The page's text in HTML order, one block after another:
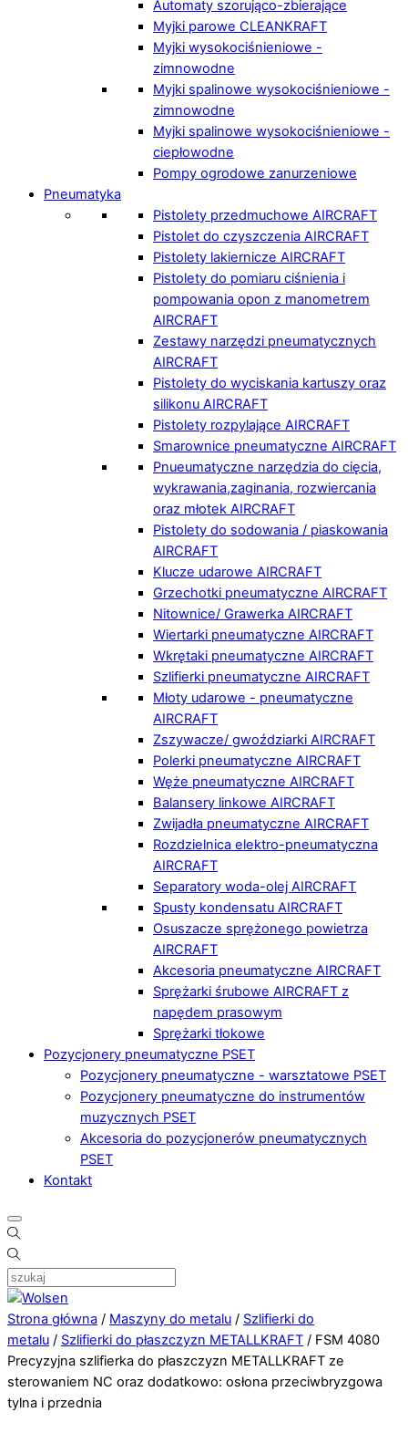
Automaty szorująco-zbierające
Myjki parowe CLEANKRAFT
Myjki wysokociśnieniowe -
zimnowodne
Myjki spalinowe wysokociśnieniowe -
zimnowodne
Myjki spalinowe wysokociśnieniowe -
ciepłowodne
Pompy ogrodowe zanurzeniowe
Pneumatyka
Pistolety przedmuchowe AIRCRAFT
Pistolet do czyszczenia AIRCRAFT
Pistolety lakiernicze AIRCRAFT
Pistolety do pomiaru ciśnienia i
pompowania opon z manometrem
AIRCRAFT
Zestawy narzędzi pneumatycznych
AIRCRAFT
Pistolety do wyciskania kartuszy oraz
silikonu AIRCRAFT
Pistolety rozpylające AIRCRAFT
Smarownice pneumatyczne AIRCRAFT
Pnueumatyczne narzędzia do cięcia,
wykrawania,zaginania, rozwiercania
oraz młotek AIRCRAFT
Pistolety do sodowania / piaskowania
AIRCRAFT
Klucze udarowe AIRCRAFT
Grzechotki pneumatyczne AIRCRAFT
Nitownice/ Grawerka AIRCRAFT
Wiertarki pneumatyczne AIRCRAFT
Wkrętaki pneumatyczne AIRCRAFT
Szlifierki pneumatyczne AIRCRAFT
Młoty udarowe - pneumatyczne
AIRCRAFT
Zszywacze/ gwoździarki AIRCRAFT
Polerki pneumatyczne AIRCRAFT
Węże pneumatyczne AIRCRAFT
Balansery linkowe AIRCRAFT
Zwijadła pneumatyczne AIRCRAFT
Rozdzielnica elektro-pneumatyczna
AIRCRAFT
Separatory woda-olej AIRCRAFT
Spusty kondensatu AIRCRAFT
Osuszacze sprężonego powietrza
AIRCRAFT
Akcesoria pneumatyczne AIRCRAFT
Sprężarki śrubowe AIRCRAFT z
napędem prasowym
Sprężarki tłokowe
Pozycjonery pneumatyczne PSET
Pozycjonery pneumatyczne - warsztatowe PSET
Pozycjonery pneumatyczne do instrumentów
muzycznych PSET
Akcesoria do pozycjonerów pneumatycznych
PSET
Kontakt
Strona główna / Maszyny do metalu / Szlifierki do
metalu / Szlifierki do płaszczyzn METALLKRAFT / FSM 4080
Precyzyjna szlifierka do płaszczyzn METALLKRAFT ze
sterowaniem NC oraz dodatkowo: osłona przeciwbryzgowa
tylna i przednia